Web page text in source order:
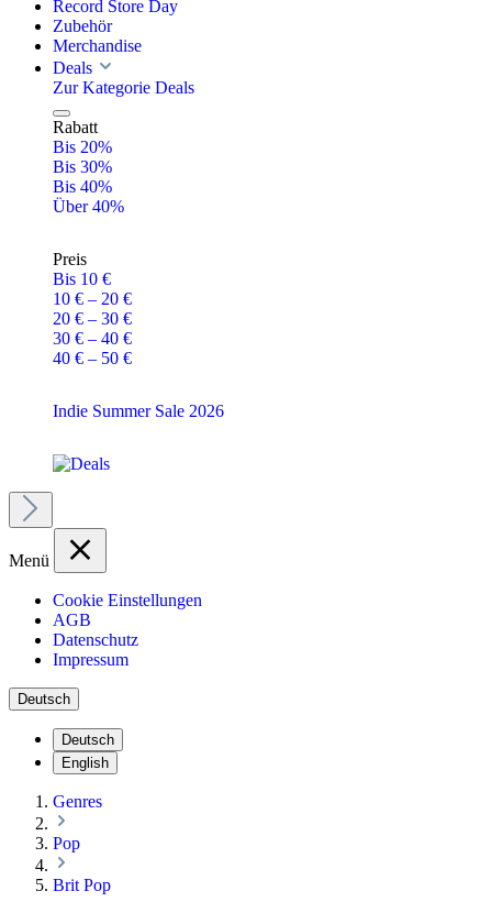
Record Store Day
Zubehör
Merchandise
Deals
Zur Kategorie Deals
Rabatt
Bis 20%
Bis 30%
Bis 40%
Über 40%
Preis
Bis 10 €
10 € – 20 €
20 € – 30 €
30 € – 40 €
40 € – 50 €
Indie Summer Sale 2026
Menü
Cookie Einstellungen
AGB
Datenschutz
Impressum
Deutsch
Deutsch
English
Genres
Pop
Brit Pop